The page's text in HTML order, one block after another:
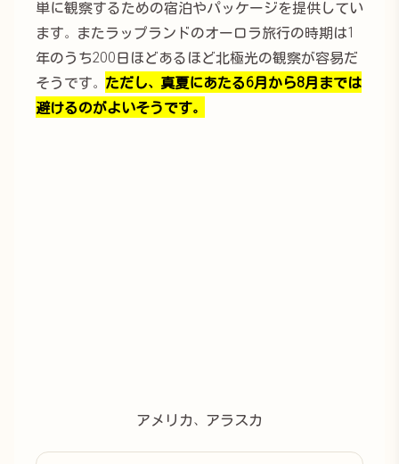
単に観察するための宿泊やパッケージを提供してい
ます。またラップランドのオーロラ旅行の時期は1
年のうち200日ほどあるほど北極光の観察が容易だ
そうです。 ただし、真夏にあたる6月から8月までは
避けるのがよいそうです。
アメリカ、アラスカ